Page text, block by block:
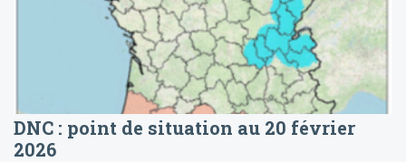
DNC : point de situation au 20 février
2026